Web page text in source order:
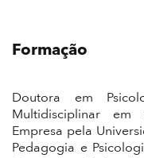
Formação
Doutora em
Multidisciplinar em
Empresa pela
Pedagogia e